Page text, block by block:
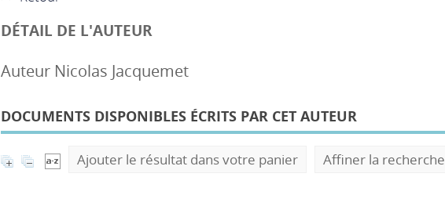
DÉTAIL DE L'AUTEUR
Auteur Nicolas Jacquemet
DOCUMENTS DISPONIBLES ÉCRITS PAR CET AUTEUR
Ajouter le résultat dans votre panier Affiner la recherche